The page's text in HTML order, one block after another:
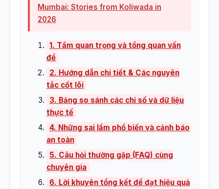
Mumbai: Stories from Koliwada in
2026
1. Tầm quan trọng và tổng quan vấn
đề
2. Hướng dẫn chi tiết & Các nguyên
tắc cốt lõi
3. Bảng so sánh các chỉ số và dữ liệu
thực tế
4. Những sai lầm phổ biến và cảnh báo
an toàn
5. Câu hỏi thường gặp (FAQ) cùng
chuyên gia
6. Lời khuyên tổng kết để đạt hiệu quả